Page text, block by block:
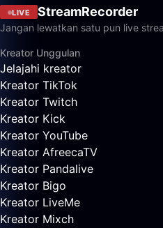
LIVE StreamRecorder
Jangan lewatkan satu pun live
Kreator Unggulan
Jelajahi kreator
Kreator TikTok
Kreator Twitch
Kreator Kick
Kreator YouTube
Kreator AfreecaTV
Kreator Pandalive
Kreator Bigo
Kreator LiveMe
Kreator Mixch